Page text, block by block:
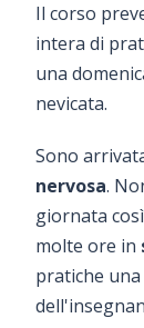
Il corso
intera di
una
nevicata.
Sono
nervosa.
giornata
molte ore in
pratiche